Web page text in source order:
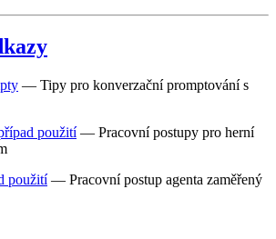
— Tipy pro konverzační promptování s
použití— Pracovní postupy pro herní
použití— Pracovní postup agenta zaměřený